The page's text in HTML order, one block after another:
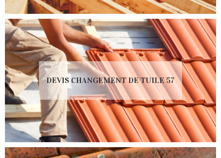
DEVIS CHANGEMENT DE TUILE 57